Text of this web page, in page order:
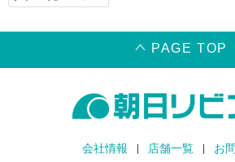
PAGE TOP
会社情報 店舗一覧
お